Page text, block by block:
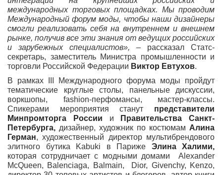
международных торговых площадках. Мы проводим
Международный форум моды, чтобы наши дизайнеры
смогли реализовать себя на внутреннем и внешнем
рынке, получив все эти знания от ведущих российских
и зарубежных специалистов», – рассказал Статс-
секретарь, заместитель Министра промышленности и
торговли Российской Федерации Виктор Евтухов.
В рамках III Международного форума моды пройдут
тематические круглые столы, панельные дискуссии,
воркшопы, fashion-перфомансы, мастер-классы.
Спикерами мероприятия станут представители
Минпромторга России и
Правительства Санкт-
Петербурга, дизайнер, художник по костюмам Алина
Герман, художественный директор мультибрендового
элитного бутика Kabuki в Париже Элина Халими,
которая сотрудничает с модными домами Alexander
McQueen, Balenciaga, Balmain, Dior, Givenchy, Kenzo,